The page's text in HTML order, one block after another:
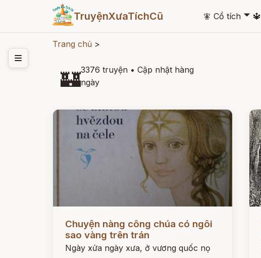
TruyệnXưaTíchCũ 🧚 Cổ tích 🞃 🔱
Trang chủ >
🏰3376 truyện • Cập nhật hàng
ngày
Chuyện nàng công chúa có ngôi
sao vàng trên trán
Ngày xửa ngày xưa, ở vương quốc nọ